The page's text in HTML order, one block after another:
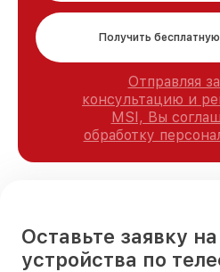
Получить
Отправляя
консультацию и
MSI, Вы
обработку
Оставьте заявку
устройства по